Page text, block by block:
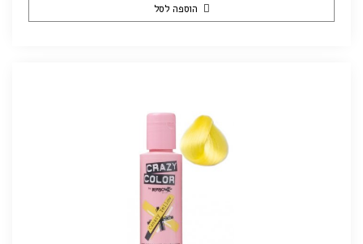
הוספה לסל